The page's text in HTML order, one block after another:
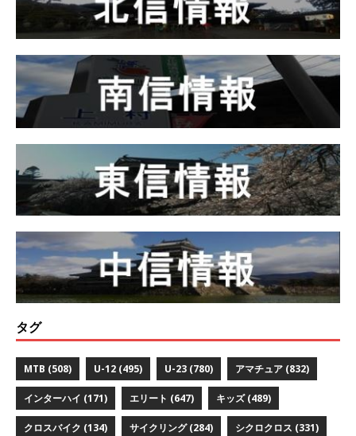
タグ
MTB (508) U-12 (495) U-23 (780) アマチュア (832)
インターハイ (171) エリート (647) キッズ(489)
クロスバイク (134) サイクリング(284) シクロクロス (331)